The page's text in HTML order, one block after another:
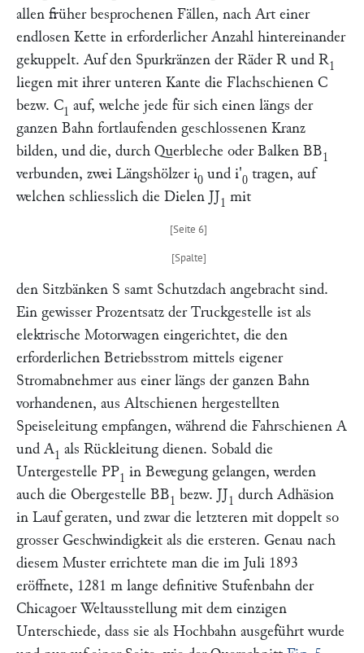
allen früher besprochenen Fällen, nach Art einer
endlosen Kette in erforderlicher Anzahl hintereinander
gekuppelt. Auf den Spurkränzen der Räder R und R1
liegen mit ihrer unteren Kante die Flachschienen C
bezw. C1 auf, welche jede für sich einen längs der
ganzen Bahn fortlaufenden geschlossenen Kranz
bilden, und die, durch Querbleche oder Balken BB1
verbunden, zwei Längshölzer i0 und i'0 tragen, auf
welchen schliesslich die Dielen JJ1 mit
den Sitzbänken S samt Schutzdach angebracht sind.
Ein gewisser Prozentsatz der Truckgestelle ist als
elektrische Motorwagen eingerichtet, die den
erforderlichen Betriebsstrom mittels eigener
Stromabnehmer aus einer längs der ganzen Bahn
vorhandenen, aus Altschienen hergestellten
Speiseleitung empfangen, während die Fahrschienen A
und A1 als Rückleitung dienen. Sobald die
Untergestelle PP1 in Bewegung gelangen, werden
auch die Obergestelle BB1 bezw. JJ1 durch Adhäsion
in Lauf geraten, und zwar die letzteren mit doppelt so
grosser Geschwindigkeit als die ersteren. Genau nach
diesem Muster errichtete man die im Juli 1893
eröffnete, 1281 m lange definitive Stufenbahn der
Chicagoer Weltausstellung mit dem einzigen
Unterschiede, dass sie als Hochbahn ausgeführt wurde